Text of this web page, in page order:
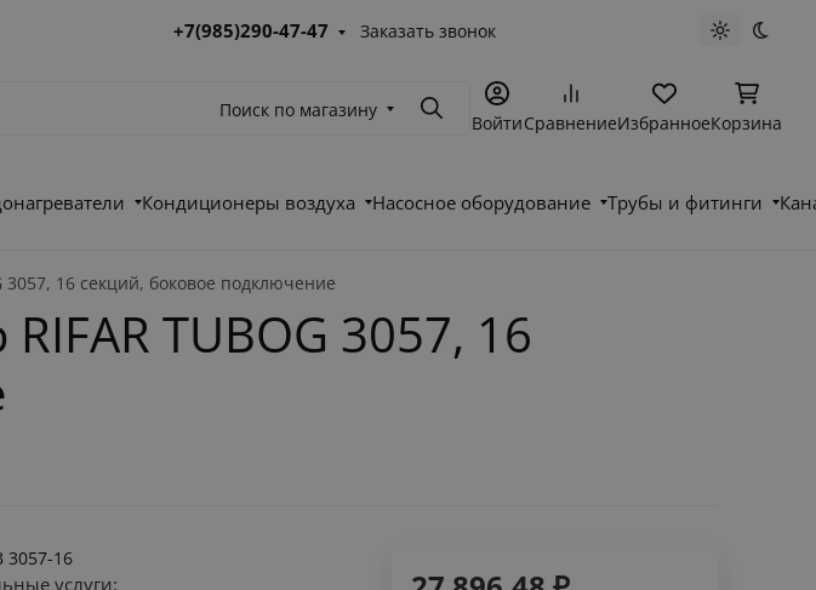
+7(985)290-47-47 Заказать звонок Светлая
Поиск по магазину ПоискВойтиСравнениеИзбранноеКорзина
Кондиционеры воздуха Насосное оборудование Трубы и фитинги
3057, 16 секций, боковое подключение
TUBOG 3057, 16
3057-16
услуги: